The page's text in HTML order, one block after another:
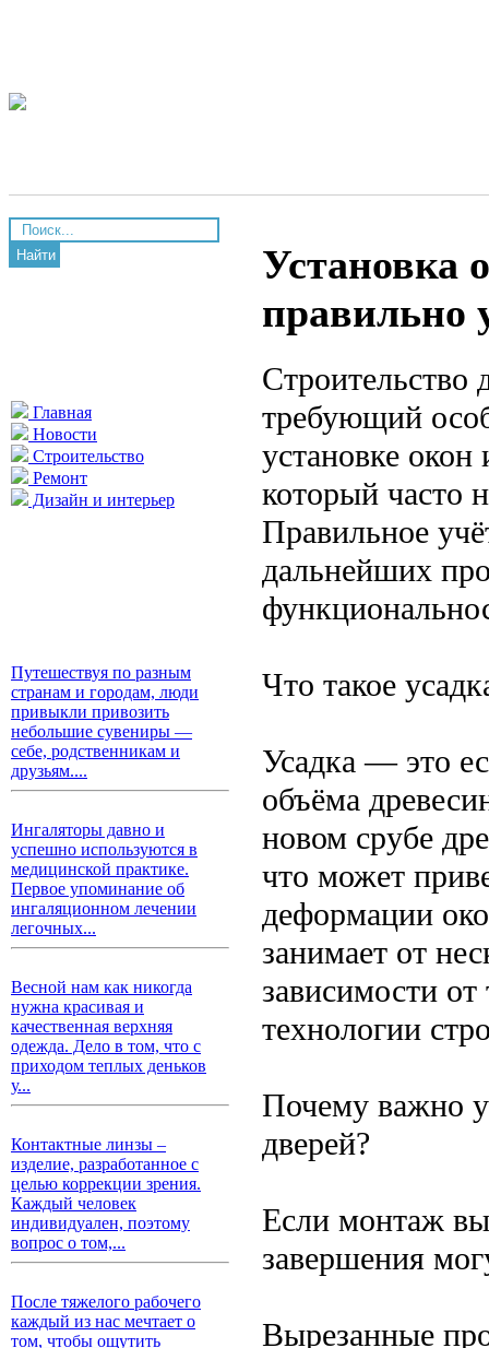
Найти
Главная
Новости
Строительство
Ремонт
Дизайн и интерьер
Путешествуя по разным
странам и городам, люди
привыкли привозить
небольшие сувениры —
себе, родственникам и
друзьям....
Ингаляторы давно и
успешно используются в
медицинской практике.
Первое упоминание об
ингаляционном лечении
легочных...
Весной нам как никогда
нужна красивая и
качественная верхняя
одежда. Дело в том, что с
приходом теплых деньков
у...
Контактные линзы –
изделие, разработанное с
целью коррекции зрения.
Каждый человек
индивидуален, поэтому
вопрос о том,...
После тяжелого рабочего
каждый из нас мечтает о
том, чтобы ощутить
Установка
правильно
требующий
установке
который часто
Правильное
дальнейших
Что такое
Усадка — это
объёма
новом срубе
что может
деформации
занимает от
зависимости
технологии
Почему важно
дверей?
Если монтаж
завершения
Вырезанные